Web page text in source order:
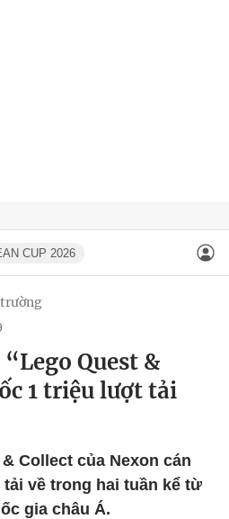
CUP 2026
Quest &
1 triệu lượt tải
Collect của Nexon cán
về trong hai tuần kể từ
gia châu Á.